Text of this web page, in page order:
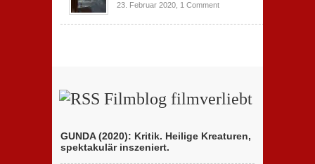
23. Februar 2020, 1 Comment
Filmblog filmverliebt
GUNDA (2020): Kritik. Heilige Kreaturen,
spektakulär inszeniert.